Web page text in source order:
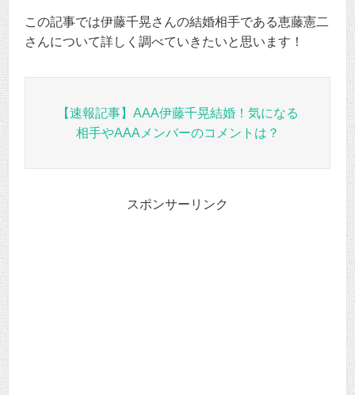
この記事では伊藤千晃さんの結婚相手である恵藤憲二
さんについて詳しく調べていきたいと思います！
【速報記事】AAA伊藤千晃結婚！気になる
相手やAAAメンバーのコメントは？
スポンサーリンク